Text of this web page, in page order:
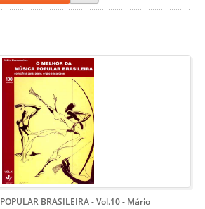
BRASILEIRA - Vol.10 - Mário